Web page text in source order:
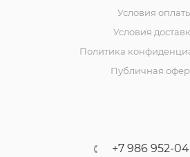
Условия
Условия
Политика
Публичная
+7 986 952-